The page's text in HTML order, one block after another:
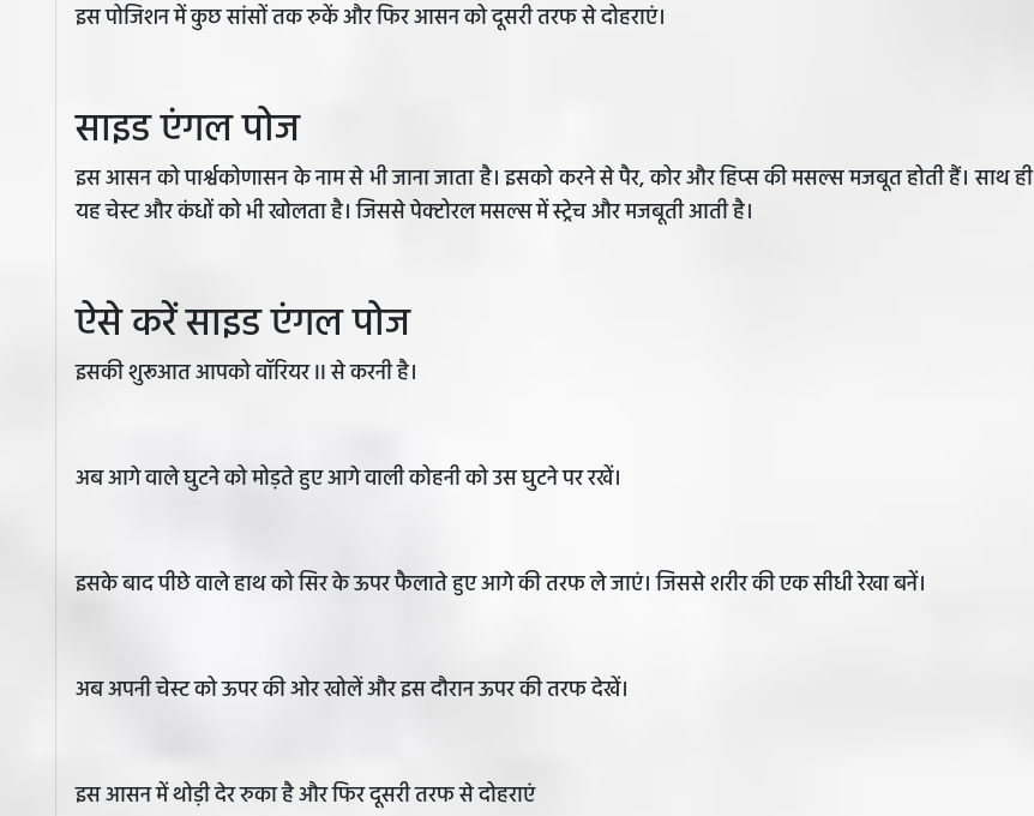
इस पोजिशन में कुछ सांसों तक रुकें और फिर आसन को दूसरी तरफ से दोहराएं।
साइड एंगल पोज
इस आसन को पार्श्वकोणासन के नाम से भी जाना जाता है। इसको करने से पैर, कोर और हिप्स की मसल्स मजबूत होती हैं। साथ ही
यह चेस्ट और कंधों को भी खोलता है। जिससे पेक्टोरल मसल्स में स्ट्रेच और मजबूती आती है।
ऐसे करें साइड एंगल पोज
इसकी शुरूआत आपको वॉरियर II से करनी है।
अब आगे वाले घुटने को मोड़ते हुए आगे वाली कोहनी को उस घुटने पर रखें।
इसके बाद पीछे वाले हाथ को सिर के ऊपर फैलाते हुए आगे की तरफ ले जाएं। जिससे शरीर की एक सीधी रेखा बनें।
अब अपनी चेस्ट को ऊपर की ओर खोलें और इस दौरान ऊपर की तरफ देखें।
इस आसन में थोड़ी देर रुका है और फिर दूसरी तरफ से दोहराएं